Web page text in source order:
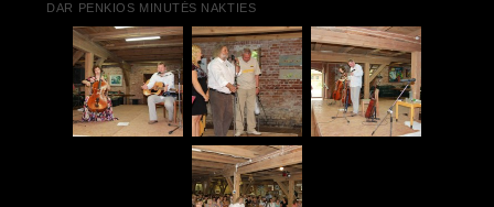
DAR PENKIOS MINUTĖS NAKTIES